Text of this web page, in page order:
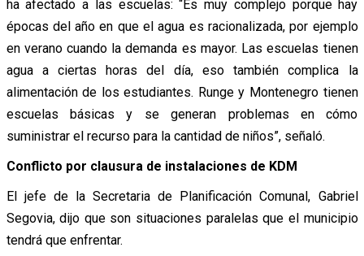
ha afectado a las escuelas: “Es muy complejo porque hay
épocas del año en que el agua es racionalizada, por ejemplo
en verano cuando la demanda es mayor. Las escuelas tienen
agua a ciertas horas del día, eso también complica la
alimentación de los estudiantes. Runge y Montenegro tienen
escuelas básicas y se generan problemas en cómo
suministrar el recurso para la cantidad de niños”, señaló.
Conflicto por clausura de instalaciones de KDM
El jefe de la Secretaria de Planificación Comunal, Gabriel
Segovia, dijo que son situaciones paralelas que el municipio
tendrá que enfrentar.